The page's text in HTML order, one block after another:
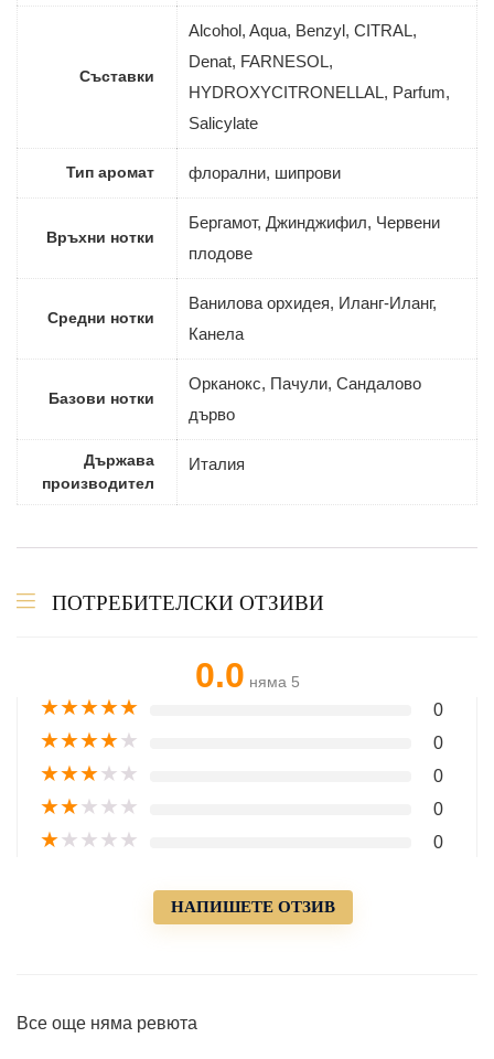
Съставки
Alcohol, Aqua, Benzyl, CITRAL,
Denat, FARNESOL,
HYDROXYCITRONELLAL, Parfum,
Salicylate
Тип аромат флорални, шипрови
Връхни нотки
Бергамот, Джинджифил, Червени
плодове
Средни нотки
Ванилова орхидея, Иланг-Иланг,
Канела
Базови нотки
Орканокс, Пачули, Сандалово
дърво
Държава
производител
Италия
ПОТРЕБИТЕЛСКИ ОТЗИВИ
0.0 няма 5
★★★★★ 0
★★★★★ 0
★★★★★ 0
★★★★★ 0
★★★★★ 0
НАПИШЕТЕ ОТЗИВ
Все още няма ревюта